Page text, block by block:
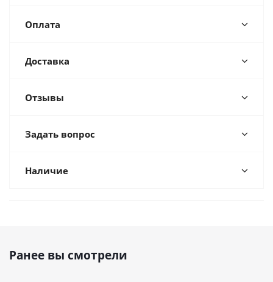
Оплата
Доставка
Отзывы
Задать вопрос
Наличие
Ранее вы смотрели